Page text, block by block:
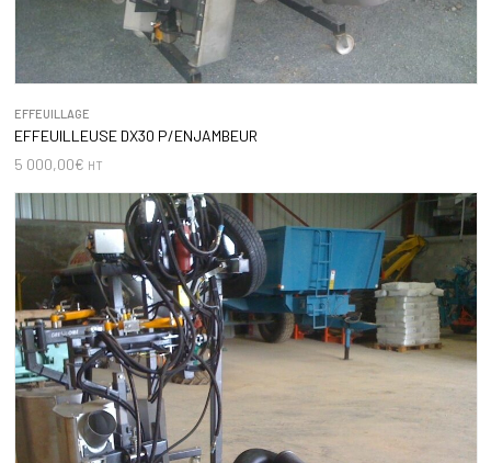
EFFEUILLAGE
EFFEUILLEUSE DX30 P/ENJAMBEUR
5 000,00€ HT